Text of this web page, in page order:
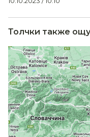
Толчки также